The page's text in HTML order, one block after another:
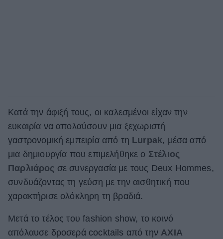
Κατά την άφιξή τους, οι καλεσμένοι είχαν την
ευκαιρία να απολαύσουν μια ξεχωριστή
γαστρονομική εμπειρία από τη Lurpak, μέσα από
μια δημιουργία που επιμελήθηκε ο Στέλιος
Παρλιάρος σε συνεργασία με τους Deux Hommes,
συνδυάζοντας τη γεύση με την αισθητική που
χαρακτήρισε ολόκληρη τη βραδιά.
Μετά το τέλος του fashion show, το κοινό
απόλαυσε δροσερά cocktails από την AXIA